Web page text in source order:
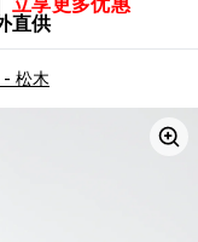
立享更多优惠
直供
- 松木